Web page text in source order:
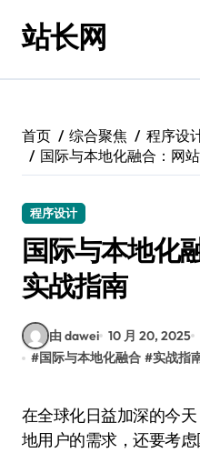
站长网
首页 综合聚焦
程序设
国际与本地化融合：网
程序设计
国际与本地化
实战指南
由 dawei 10 月 20, 2025
#国际与本地化融合 #实战指
在全球化日益加深的今天，网站设计不仅要满足本
地用户的需求，还要考